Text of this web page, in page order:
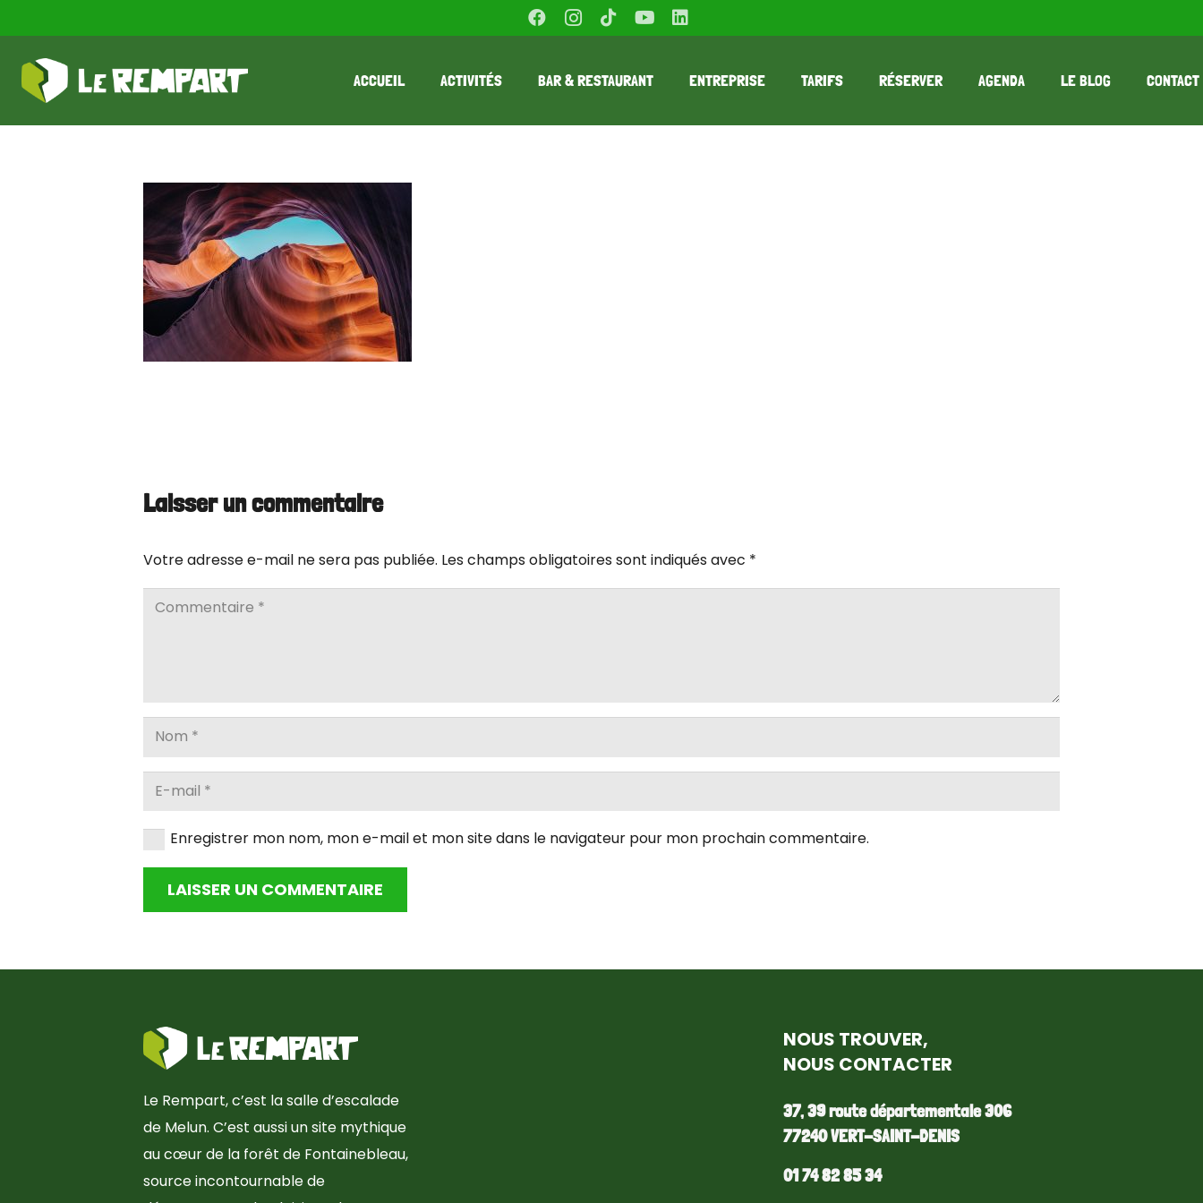
ACCUEIL ACTIVITÉS BAR & RESTAURANT ENTREPRISE TARIFS RÉSERVER AGENDA LE BLOG CONTACT
Laisser un commentaire
Votre adresse e-mail ne sera pas publiée. Les champs obligatoires sont indiqués avec *
Enregistrer mon nom, mon e-mail et mon site dans le navigateur pour mon prochain commentaire.
LAISSER UN COMMENTAIRE
Le Rempart, c’est la salle d’escalade
de Melun. C’est aussi un site mythique
au cœur de la forêt de Fontainebleau,
source incontournable de
NOUS TROUVER,
NOUS CONTACTER
37, 39 route départementale 306
77240 VERT-SAINT-DENIS
01 74 82 85 34